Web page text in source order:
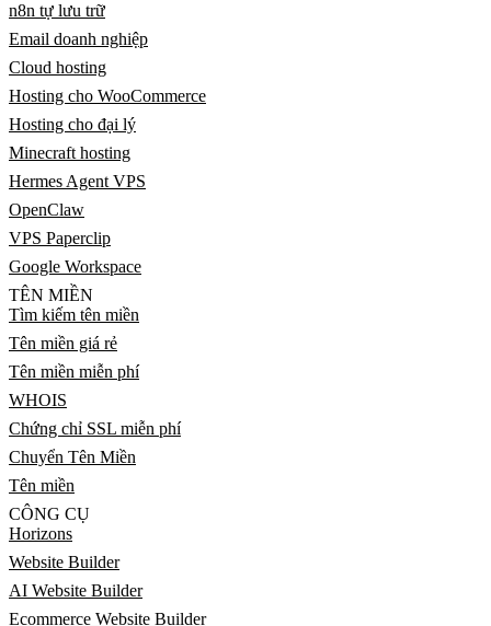
n8n tự lưu trữ
Email doanh nghiệp
Cloud hosting
Hosting cho WooCommerce
Hosting cho đại lý
Minecraft hosting
Hermes Agent VPS
OpenClaw
VPS Paperclip
Google Workspace
TÊN MIỀN
Tìm kiếm tên miền
Tên miền giá rẻ
Tên miền miễn phí
WHOIS
Chứng chỉ SSL miễn phí
Chuyển Tên Miền
Tên miền
CÔNG CỤ
Horizons
Website Builder
AI Website Builder
Ecommerce Website Builder